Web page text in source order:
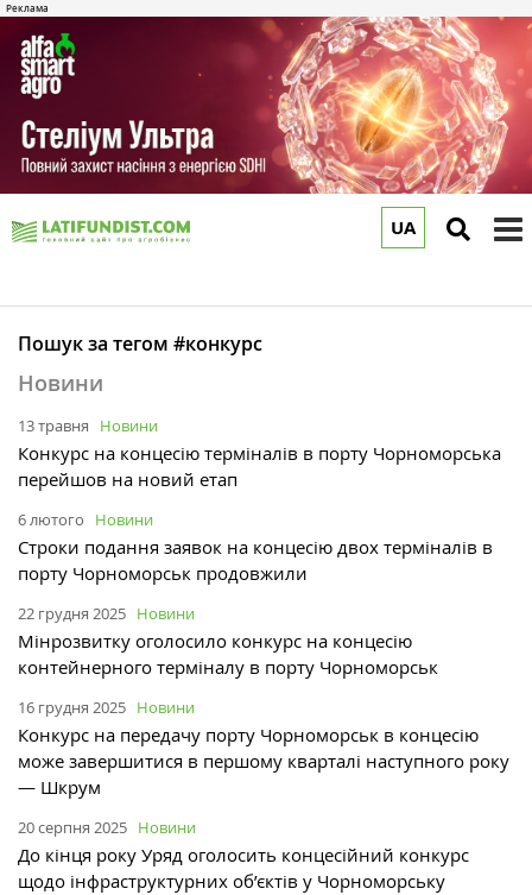
UA
Пошук за тегом #конкурс
Новини
13 травня Новини
Конкурс на концесію терміналів в порту Чорноморська
перейшов на новий етап
6 лютого Новини
Строки подання заявок на концесію двох терміналів в
порту Чорноморськ продовжили
22 грудня 2025 Новини
Мінрозвитку оголосило конкурс на концесію
контейнерного терміналу в порту Чорноморськ
16 грудня 2025 Новини
Конкурс на передачу порту Чорноморськ в концесію
може завершитися в першому кварталі наступного року
— Шкрум
20 серпня 2025 Новини
До кінця року Уряд оголосить концесійний конкурс
щодо інфраструктурних об’єктів у Чорноморську